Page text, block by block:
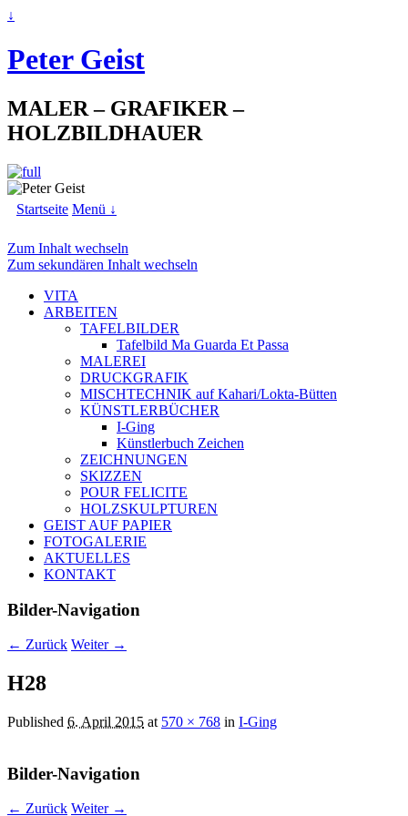
↓
Peter Geist
MALER – GRAFIKER –
HOLZBILDHAUER
Startseite Menü ↓
Zum Inhalt wechseln
Zum sekundären Inhalt wechseln
VITA
ARBEITEN
TAFELBILDER
Tafelbild Ma Guarda Et Passa
MALEREI
DRUCKGRAFIK
MISCHTECHNIK auf Kahari/Lokta-Bütten
KÜNSTLERBÜCHER
I-Ging
Künstlerbuch Zeichen
ZEICHNUNGEN
SKIZZEN
POUR FELICITE
HOLZSKULPTUREN
GEIST AUF PAPIER
FOTOGALERIE
AKTUELLES
KONTAKT
Bilder-Navigation
← Zurück Weiter →
H28
Published 6. April 2015 at 570 × 768 in I-Ging
Bilder-Navigation
← Zurück Weiter →